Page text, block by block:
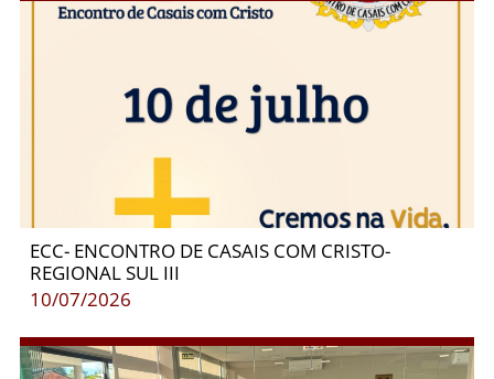
ECC- ENCONTRO DE CASAIS COM CRISTO-
REGIONAL SUL III
10/07/2026